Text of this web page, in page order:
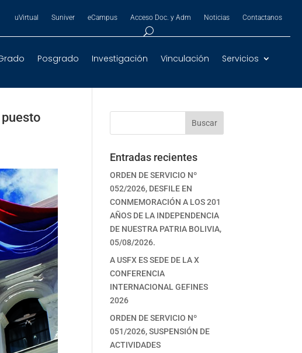
uVirtual Suniver eCampus Acceso Doc. y Adm Noticias Contactanos
Posgrado Investigación Vinculación Servicios
Buscar
Entradas recientes
ORDEN DE SERVICIO Nº
052/2026, DESFILE EN
CONMEMORACIÓN A LOS 201
AÑOS DE LA INDEPENDENCIA
DE NUESTRA PATRIA BOLIVIA,
05/08/2026.
A USFX ES SEDE DE LA X
CONFERENCIA
INTERNACIONAL GEFINES
2026
ORDEN DE SERVICIO Nº
051/2026, SUSPENSIÓN DE
ACTIVIDADES